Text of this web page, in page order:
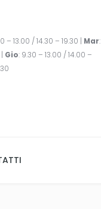
– 13.00 / 14.30 – 19.30 | Mar:
Gio: 9.30 – 13.00 / 14.00 –